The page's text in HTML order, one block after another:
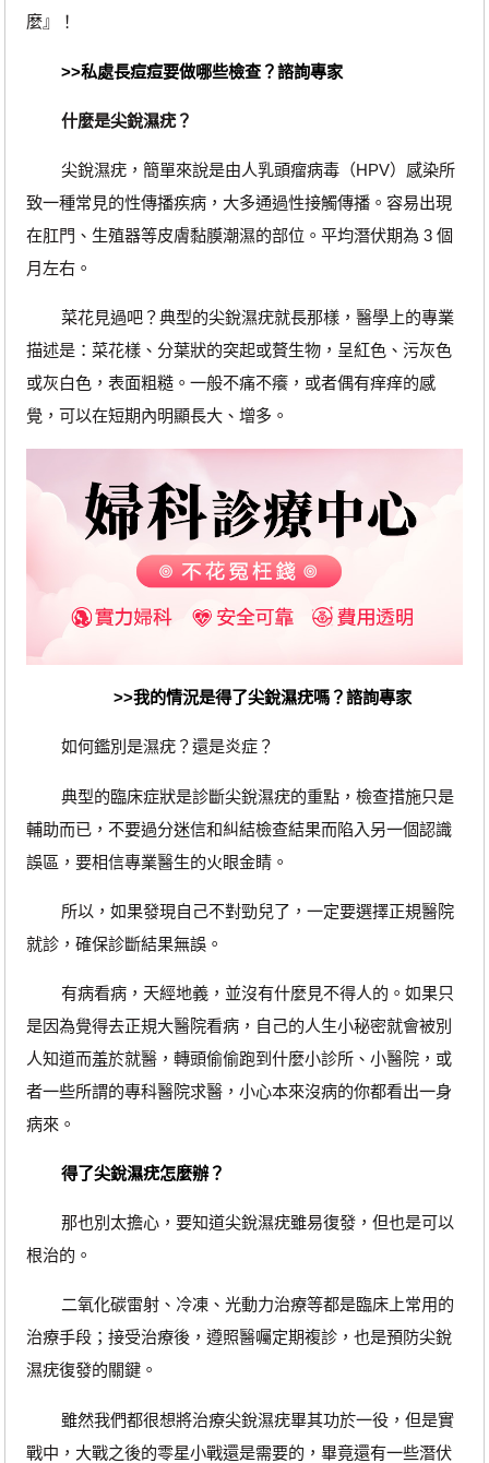
麼』！
>>私處長痘痘要做哪些檢查？諮詢專家
什麼是尖銳濕疣？
尖銳濕疣，簡單來說是由人乳頭瘤病毒（HPV）感染所
致一種常見的性傳播疾病，大多通過性接觸傳播。容易出現
在肛門、生殖器等皮膚黏膜潮濕的部位。平均潛伏期為 3 個
月左右。
菜花見過吧？典型的尖銳濕疣就長那樣，醫學上的專業
描述是：菜花樣、分葉狀的突起或贅生物，呈紅色、污灰色
或灰白色，表面粗糙。一般不痛不癢，或者偶有痒痒的感
覺，可以在短期內明顯長大、增多。
>>我的情況是得了尖銳濕疣嗎？諮詢專家
如何鑑別是濕疣？還是炎症？
典型的臨床症狀是診斷尖銳濕疣的重點，檢查措施只是
輔助而已，不要過分迷信和糾結檢查結果而陷入另一個認識
誤區，要相信專業醫生的火眼金睛。
所以，如果發現自己不對勁兒了，一定要選擇正規醫院
就診，確保診斷結果無誤。
有病看病，天經地義，並沒有什麼見不得人的。如果只
是因為覺得去正規大醫院看病，自己的人生小秘密就會被別
人知道而羞於就醫，轉頭偷偷跑到什麼小診所、小醫院，或
者一些所謂的專科醫院求醫，小心本來沒病的你都看出一身
病來。
得了尖銳濕疣怎麼辦？
那也別太擔心，要知道尖銳濕疣雖易復發，但也是可以
根治的。
二氧化碳雷射、冷凍、光動力治療等都是臨床上常用的
治療手段；接受治療後，遵照醫囑定期複診，也是預防尖銳
濕疣復發的關鍵。
雖然我們都很想將治療尖銳濕疣畢其功於一役，但是實
戰中，大戰之後的零星小戰還是需要的，畢竟還有一些潛伏